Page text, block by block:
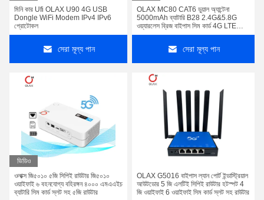
মিনি কার Ufi OLAX U90 4G USB
Dongle WiFi Modem IPv4 IPv6
প্রোটোকল
সেরা মূল্য পান
OLAX MC80 CAT6 ডুয়াল অ্যান্টেনা
5000mAh ব্যাটারি B28 2.4G&5.8G
ওয়্যারলেস ব্রিজ বাইপাস সিম কার্ড 4G LTE
ওয়াইফাই রাউটার
সেরা মূল্য পান
ভিডিও
ওলাক্স জি৫০১০ ৫জি সিপিই রাউটার জি৫০১০
ওয়াইফাই ৬ বহনযোগ্য বহিরঙ্গন ৪০০০ এমএএইচ
ব্যাটারি সিম কার্ড স্লট সহ ৫জি রাউটার
OLAX G5016 বাইপাস ল্যান পোর্ট ইন্ডাস্ট্রিয়াল
আউটডোর 5 জি এলটিই সিপিই রাউটার হটস্পট 4
জি ওয়াইফাই 6 ওয়াইফাই সিম কার্ড স্লট সহ রাউটার